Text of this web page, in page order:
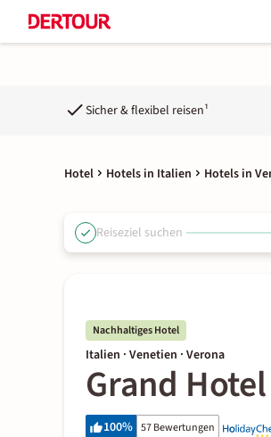
Sicher & flexibel reisen¹
Hotel Hotels in Italien Hotels in
Reiseziel suchen
Nachhaltiges Hotel
Italien · Venetien · Verona
Grand
100% 57 Bewertungen